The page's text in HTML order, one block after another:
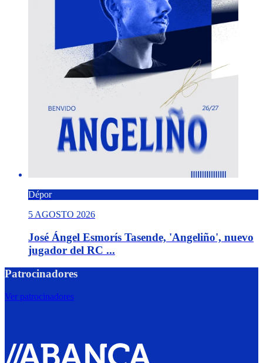
Dépor
5 AGOSTO 2026
José Ángel Esmorís Tasende, 'Angeliño', nuevo
jugador del RC ...
Patrocinadores
Ver patrocinadores